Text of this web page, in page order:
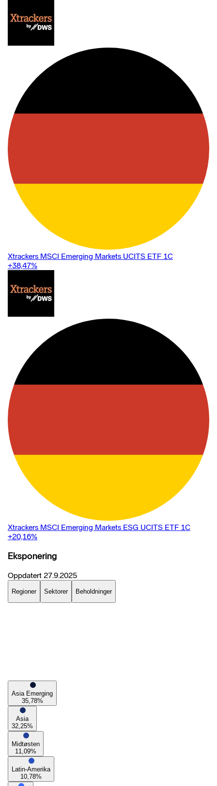
Xtrackers MSCI Emerging Markets UCITS ETF 1C
+38,47%
Xtrackers MSCI Emerging Markets ESG UCITS ETF 1C
+20,16%
Eksponering
Oppdatert 27.9.2025
Regioner Sektorer Beholdninger
Asia Emerging
35,78%
Asia
32,25%
Midtøsten
11,09%
Latin-Amerika
10,78%